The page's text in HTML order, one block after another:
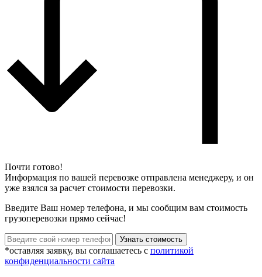
Почти готово!
Информация по вашей перевозке отправлена менеджеру, и он
уже взялся за расчет стоимости перевозки.
Введите Ваш номер телефона, и мы сообщим вам стоимость
грузоперевозки прямо сейчас!
*оставляя заявку, вы соглашаетесь с политикой
конфиденциальности сайта